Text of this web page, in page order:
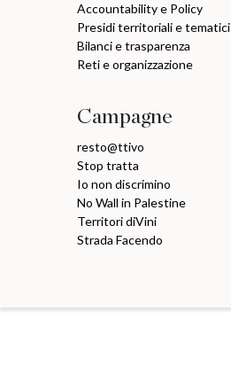
Accountability e Policy
Presidi territoriali e tematici
Bilanci e trasparenza
Reti e organizzazione
Campagne
resto@ttivo
Stop tratta
Io non discrimino
No Wall in Palestine
Territori diVini
Strada Facendo